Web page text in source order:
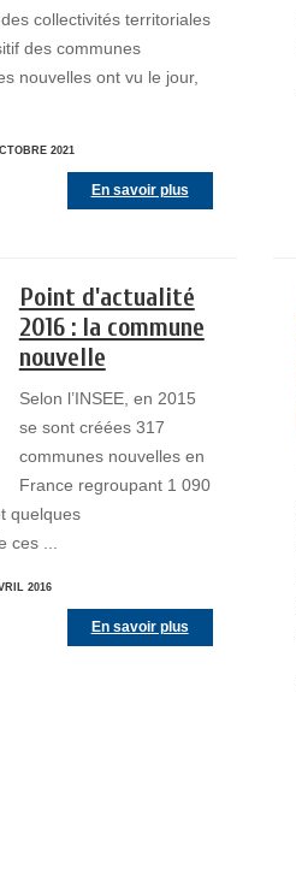
collectivités territoriales
des communes
nouvelles ont vu le jour,
2021
En savoir plus
Point d'actualité
2016 : la commune
nouvelle
Selon l’INSEE, en 2015
se sont créées 317
communes nouvelles en
France regroupant 1 090
quelques
ces ...
2016
En savoir plus